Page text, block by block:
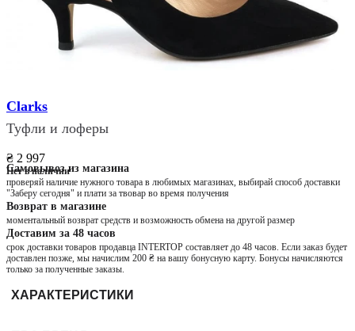
Clarks
Туфли и лоферы
₴ 2 997
Нет в наличии
Самовывоз из магазина
проверяй наличие нужного товара в любимых магазинах, выбирай способ доставки
"Заберу сегодня" и плати за твовар во время получения
Возврат в магазине
моментальный возврат средств и возможность обмена на другой размер
Доставим за 48 часов
срок доставки товаров продавца INTERTOP составляет до 48 часов. Если заказ будет
доставлен позже, мы начислим 200 ₴ на вашу бонусную карту. Бонусы начисляются
только за полученные заказы.
ХАРАКТЕРИСТИКИ